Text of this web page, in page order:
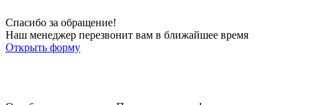
Спасибо за обращение!
Наш менеджер перезвонит вам в ближайшее время
Открыть форму